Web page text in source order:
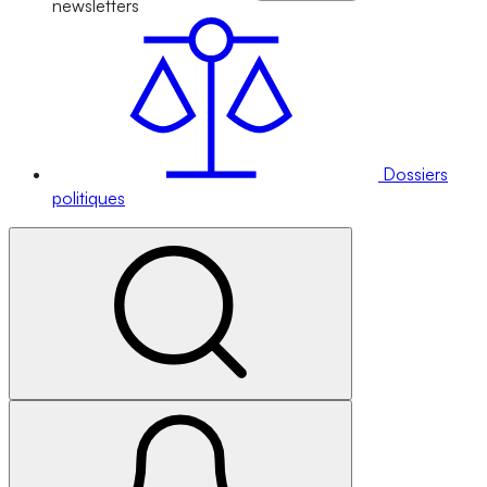
newsletters
Dossiers
politiques